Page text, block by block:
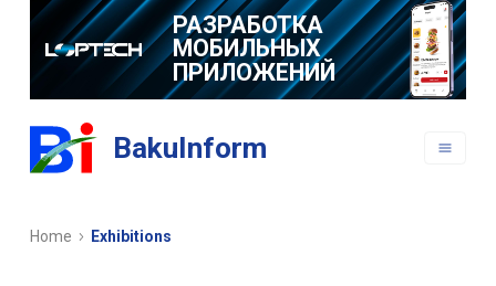
РАЗРАБОТКА
МОБИЛЬНЫХ
ПРИЛОЖЕНИЙ
BakuInform
Home Exhibitions